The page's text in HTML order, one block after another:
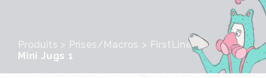
Produits > Prises/Macros > FirstLine>
Mini Jugs 1